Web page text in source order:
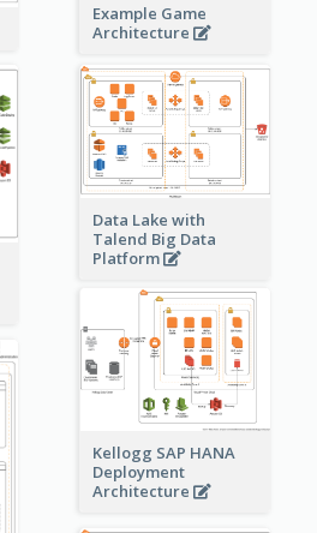
Example Game
Architecture
Data Lake with
Talend Big Data
Platform
Kellogg SAP HANA
Deployment
Architecture